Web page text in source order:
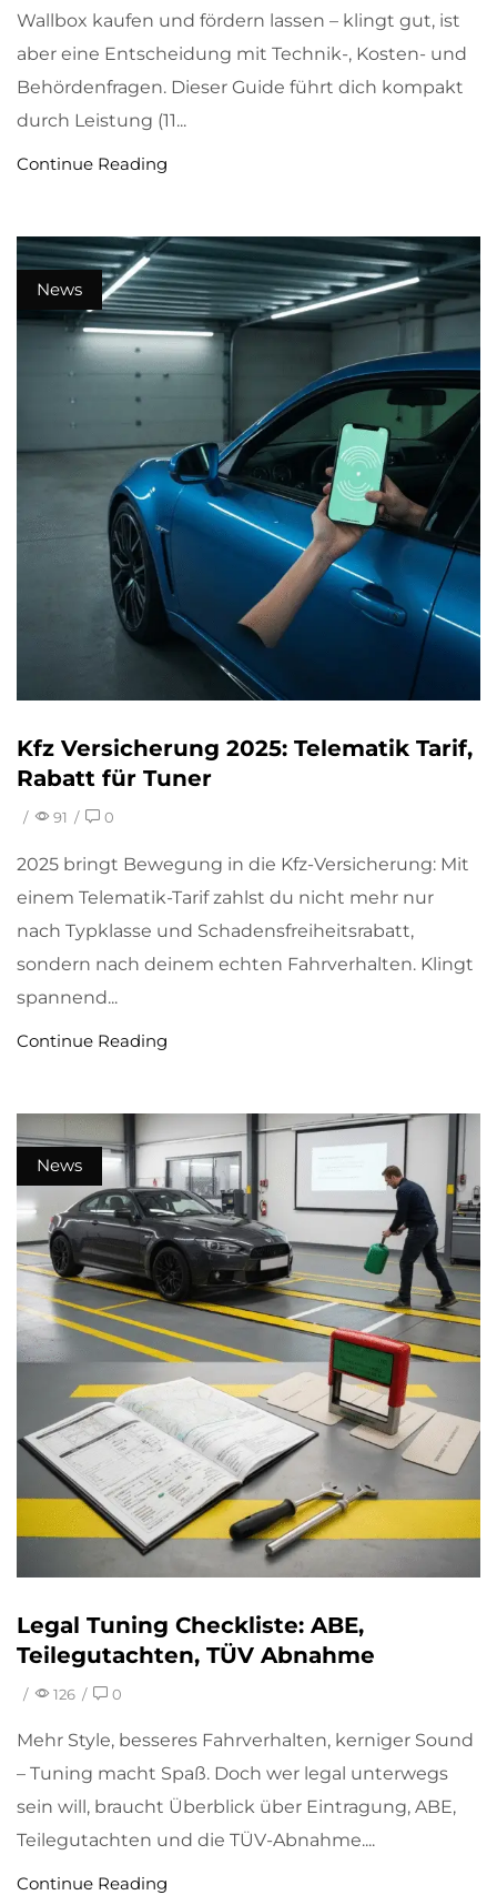
Wallbox kaufen und fördern lassen – klingt gut, ist
aber eine Entscheidung mit Technik-, Kosten- und
Behördenfragen. Dieser Guide führt dich kompakt
durch Leistung (11...
Continue Reading
News
Kfz Versicherung 2025: Telematik Tarif,
Rabatt für Tuner
/ 91 / 0
2025 bringt Bewegung in die Kfz-Versicherung: Mit
einem Telematik-Tarif zahlst du nicht mehr nur
nach Typklasse und Schadensfreiheitsrabatt,
sondern nach deinem echten Fahrverhalten. Klingt
spannend...
Continue Reading
News
Legal Tuning Checkliste: ABE,
Teilegutachten, TÜV Abnahme
/ 126 / 0
Mehr Style, besseres Fahrverhalten, kerniger Sound
– Tuning macht Spaß. Doch wer legal unterwegs
sein will, braucht Überblick über Eintragung, ABE,
Teilegutachten und die TÜV-Abnahme....
Continue Reading